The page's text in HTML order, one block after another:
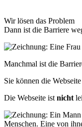
Wir lösen das Problem
Dann ist die Barriere
Manchmal ist die
Sie können die Webseite
Die Webseite ist nicht